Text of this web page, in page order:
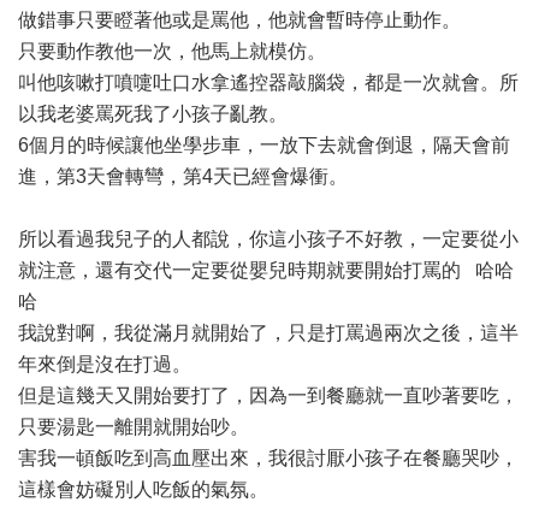
做錯事只要瞪著他或是罵他，他就會暫時停止動作。
只要動作教他一次，他馬上就模仿。
叫他咳嗽打噴嚏吐口水拿遙控器敲腦袋，都是一次就會。所
以我老婆罵死我了小孩子亂教。
6個月的時候讓他坐學步車，一放下去就會倒退，隔天會前
進，第3天會轉彎，第4天已經會爆衝。
所以看過我兒子的人都說，你這小孩子不好教，一定要從小
就注意，還有交代一定要從嬰兒時期就要開始打罵的 哈哈
哈
我說對啊，我從滿月就開始了，只是打罵過兩次之後，這半
年來倒是沒在打過。
但是這幾天又開始要打了，因為一到餐廳就一直吵著要吃，
只要湯匙一離開就開始吵。
害我一頓飯吃到高血壓出來，我很討厭小孩子在餐廳哭吵，
這樣會妨礙別人吃飯的氣氛。